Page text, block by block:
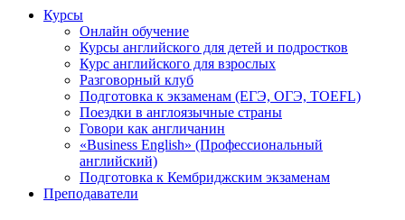
Курсы
Онлайн обучение
Курсы английского для детей и подростков
Курс английского для взрослых
Разговорный клуб
Подготовка к экзаменам (ЕГЭ, ОГЭ, TOEFL)
Поездки в англоязычные страны
Говори как англичанин
«Business English» (Профессиональный
английский)
Подготовка к Кембриджским экзаменам
Преподаватели